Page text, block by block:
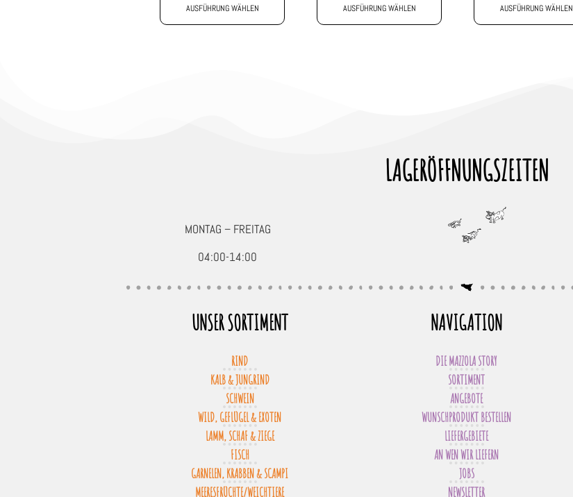
AUSFÜHRUNG WÄHLEN AUSFÜHRUNG WÄHLEN AUSFÜHRUNG WÄHLEN
LAGERÖFFNUNGSZEITEN
MONTAG – FREITAG
04:00-14:00
UNSER SORTIMENT
RIND
KALB & JUNGRIND
SCHWEIN
WILD, GEFLÜGEL & EXOTEN
LAMM, SCHAF & ZIEGE
FISCH
GARNELEN, KRABBEN & SCAMPI
MEERESFRÜCHTE/WEICHTIERE
NAVIGATION
DIE MAZZOLA STORY
SORTIMENT
ANGEBOTE
WUNSCHPRODUKT BESTELLEN
LIEFERGEBIETE
AN WEN WIR LIEFERN
JOBS
NEWSLETTER